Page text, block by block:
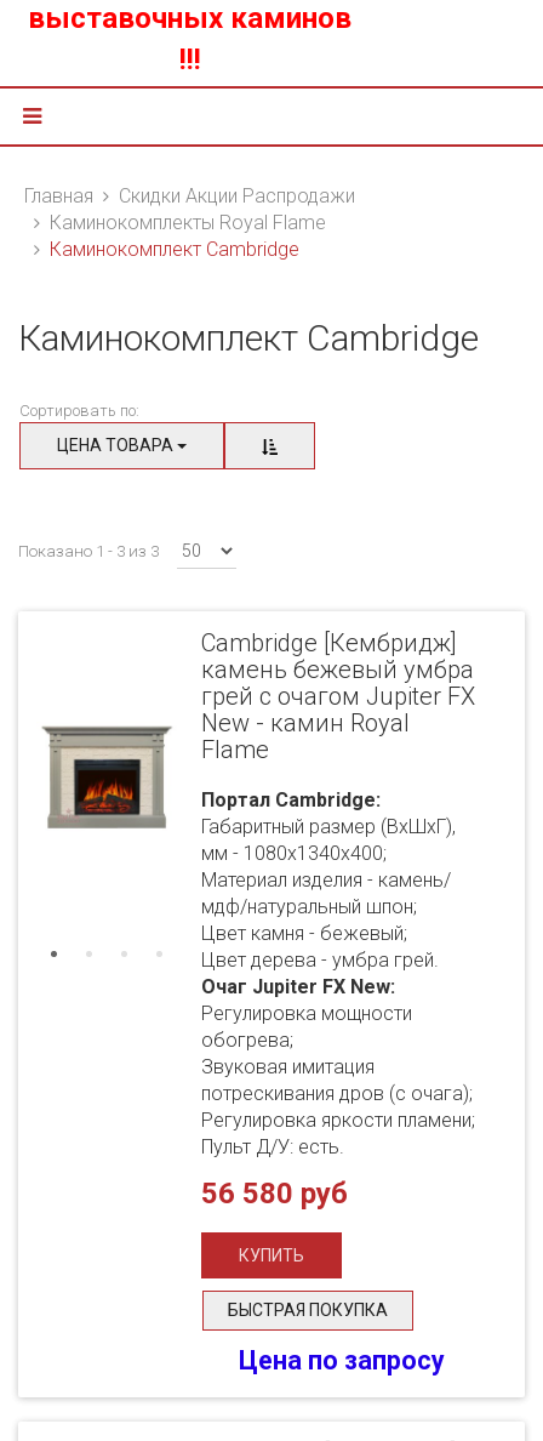
выставочных каминов
!!!
Главная
Скидки Акции Распродажи
Каминокомплекты Royal Flame
Каминокомплект Cambridge
Каминокомплект Cambridge
Сортировать по:
ЦЕНА ТОВАРА
Показано 1 - 3 из 3
Cambridge [Кембридж]
камень бежевый умбра
грей с очагом Jupiter FX
New - камин Royal
Flame
Портал Cambridge:
Габаритный размер (ВхШхГ),
мм - 1080х1340х400;
Материал изделия - камень/
мдф/натуральный шпон;
Цвет камня - бежевый;
Цвет дерева - умбра грей.
Очаг Jupiter FX New:
Регулировка мощности
обогрева;
Звуковая имитация
потрескивания дров (с очага);
Регулировка яркости пламени;
Пульт Д/У: есть.
56 580 руб
БЫСТРАЯ ПОКУПКА
Цена по запросу